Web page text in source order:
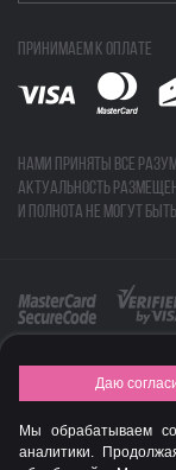
Принимаем к оплате
Нами приняты все
актуальность
и полнота не могут
FASHION NEW
© Интернет-магазин
Даю
Мы обрабатываем
аналитики.